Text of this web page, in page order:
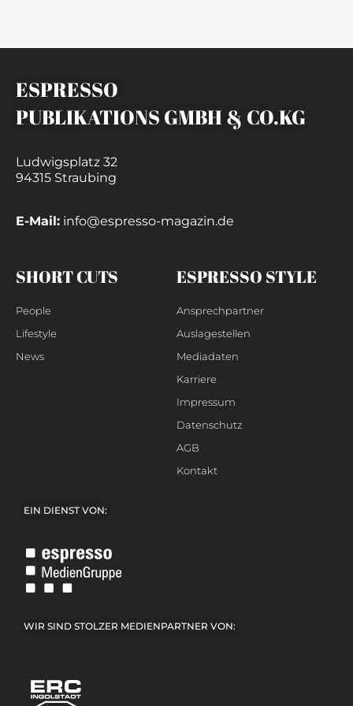
ESPRESSO
PUBLIKATIONS GMBH & CO.KG
Ludwigsplatz 32
94315 Straubing
E-Mail: info@espresso-magazin.de
SHORT CUTS
People
Lifestyle
News
ESPRESSO STYLE
Ansprechpartner
Auslagestellen
Mediadaten
Karriere
Impressum
Datenschutz
AGB
Kontakt
EIN DIENST VON:
WIR SIND STOLZER MEDIENPARTNER VON: